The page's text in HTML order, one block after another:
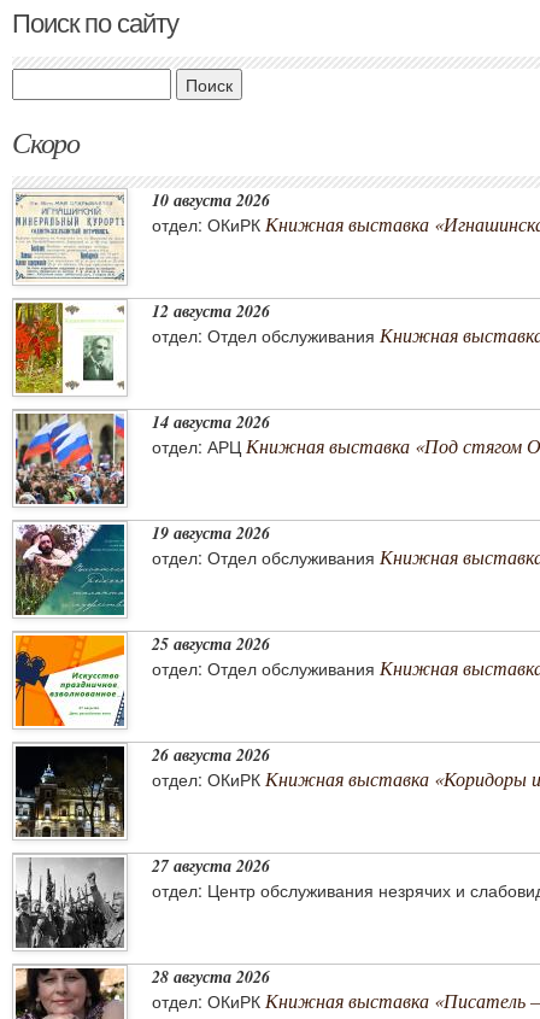
Поиск по сайту
Скоро
10 августа 2026
отдел: ОКиРК Книжная выставка
12 августа 2026
отдел: Отдел обслуживания Книжная
14 августа 2026
отдел: АРЦ Книжная выставка «Под стягом
19 августа 2026
отдел: Отдел обслуживания Книжная
25 августа 2026
отдел: Отдел обслуживания Книжная
26 августа 2026
отдел: ОКиРК Книжная выставка «Коридоры
27 августа 2026
отдел: Центр обслуживания незрячих и
28 августа 2026
отдел: ОКиРК Книжная выставка «Писатель